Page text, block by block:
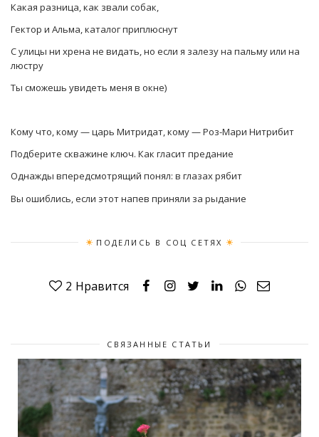
Какая разница, как звали собак,
Гектор и Альма, каталог приплюснут
С улицы ни хрена не видать, но если я залезу на пальму или на
люстру
Ты сможешь увидеть меня в окне)
Кому что, кому — царь Митридат, кому — Роз-Мари Нитрибит
Подберите скважине ключ. Как гласит предание
Однажды впередсмотрящий понял: в глазах рябит
Вы ошиблись, если этот напев приняли за рыдание
ПОДЕЛИСЬ В СОЦ СЕТЯХ
2 Нравится
СВЯЗАННЫЕ СТАТЬИ